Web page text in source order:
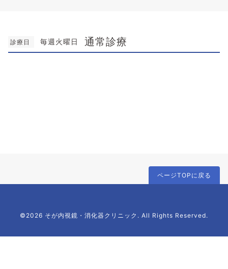
診療日 毎週火曜日 通常診療
ページTOPに戻る
©2026 そが内視鏡・消化器クリニック. All Rights Reserved.